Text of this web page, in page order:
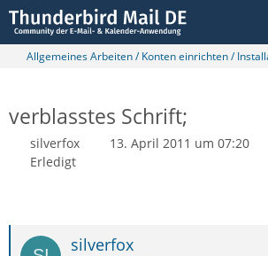
Allgemeines Arbeiten / Konten einrichten /
verblasstes Schrift;
silverfox 13. April 2011 um 07:20
Erledigt
silverfox